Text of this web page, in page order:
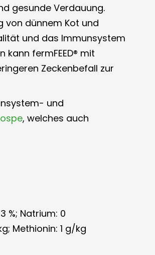
gesunde Verdauung.
von dünnem Kot und
und das Immunsystem
kann fermFEED® mit
Zeckenbefall zur
und
, welches auch
%; Natrium: 0
Methionin: 1 g/kg